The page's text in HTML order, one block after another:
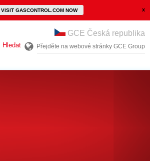
VISIT GASCONTROL.COM NOW
Hledat
GCE Česká republika
Přejděte na webové stránky GCE Group